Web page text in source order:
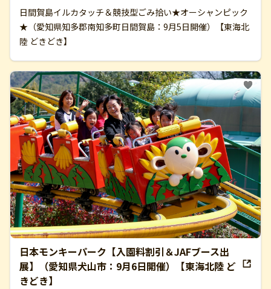
日間賀島イルカタッチ＆競技型ごみ拾い★オーシャンピック
★（愛知県知多郡南知多町日間賀島：9月5日開催）【東海北
陸 どきどき】
日本モンキーパーク【入園料割引＆JAFブース出
展】（愛知県犬山市：9月6日開催）【東海北陸 ど
きどき】